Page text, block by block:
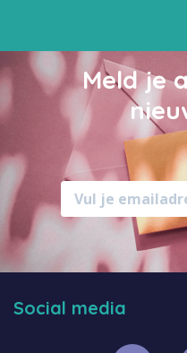
Meld je
Social media